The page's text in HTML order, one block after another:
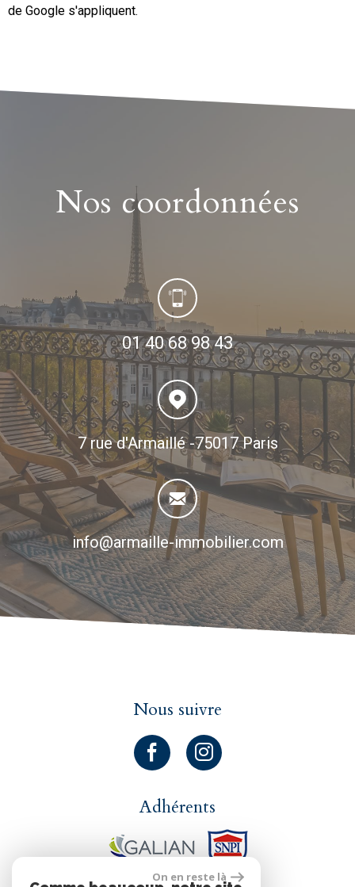
de Google s'appliquent.
nos coordonnées
01 40 68 98 43
info@armaille-immobilier.com
7 rue d'Armaillé -75017 Paris
Nous suivre
Adhérents
On en reste là